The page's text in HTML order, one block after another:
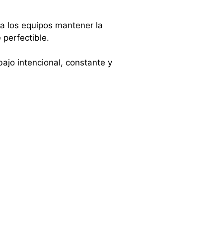
los equipos mantener la
perfectible.
intencional, constante y